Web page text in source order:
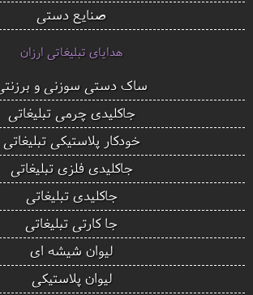
صنایع دستی
هدایای تبلیغاتی ارزان
ساک دستی سوزنی و
جاکلیدی چرمی تبلیغاتی
خودکار پلاستیکی تبلیغاتی
جاکلیدی فلزی تبلیغاتی
جاکلیدی تبلیغاتی
جا کارتی تبلیغاتی
لیوان شیشه ای
لیوان پلاستیکی